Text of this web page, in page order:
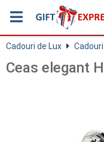
Cadouri de Lux
Ceas elegant